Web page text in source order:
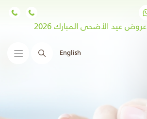
عروض عيد الأضحى المبارك 2026
English البحث